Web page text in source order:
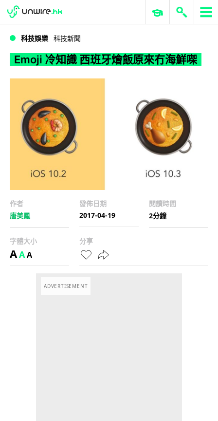
Emoji 冷知識 西班牙燴飯原來冇海鮮㗎
WWDC 2026 ERP 與商業 AI
科技娛樂 科技新聞
Emoji 冷知識 西班牙燴飯原來冇海鮮㗎
作者
唐美鳳
發佈日期
2017-04-19
閱讀時間
2分鐘
字體大小
AAA
分享
ADVERTISEMENT